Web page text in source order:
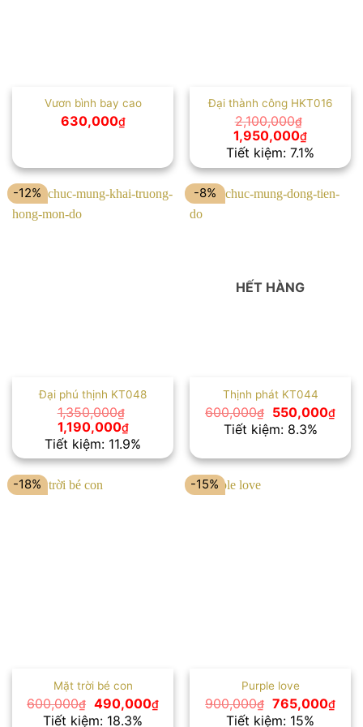
Vươn bình bay cao
630,000₫
Đại thành công HKT016
2,100,000₫
Giá
gốc
là:
2,100,000₫.
1,950,000₫Giá
hiện
tại
là:
Tiết kiệm: 7.1%
-12%
Đại phú thịnh KT048
1,350,000₫
Giá
gốc
là:
1,350,000₫.
1,190,000₫Giá
hiện
tại
là:
1,190,000₫.
Tiết kiệm: 11.9%
-8%
HẾT HÀNG
Thịnh phát KT044
600,000₫
Giá
gốc
là:
550,000₫Giá
hiện
Tiết kiệm: 8.3%
-18%
Mặt trời bé con
600,000₫ Giá
gốc
490,000₫Giá
hiện
Tiết kiệm: 18.3%
-15%
Purple love
900,000₫ Giá
gốc
765,000₫Giá
hiện
Tiết kiệm: 15%